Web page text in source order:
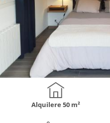
Alquilere 50 m²